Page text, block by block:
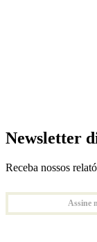
Newsletter
Receba nossos
Assine